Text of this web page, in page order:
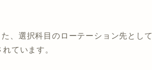
、選択科目のローテーション先として
ています。